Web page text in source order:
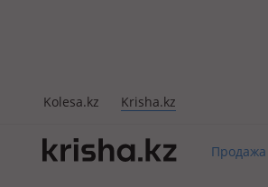
Kolesa.kz Krisha.kz
Продажа